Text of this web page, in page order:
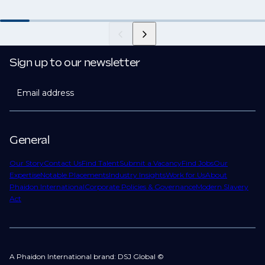
General
Our StoryContact UsFind TalentSubmit a VacancyFind JobsOur
ExpertiseNotable PlacementsIndustry InsightsWork for UsAbout
Phaidon InternationalCorporate Policies & GovernanceModern Slavery
Act
Sign up to our newsletter
Email address
A Phaidon International brand: DSJ Global ©